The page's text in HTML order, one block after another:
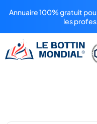
Annuaire 100% gratuit
les